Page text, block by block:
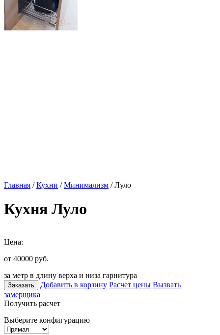
Главная /Кухни /Минимализм / Луло
Кухня Луло
Цена:
от 40000 руб.
за метр в длину верха и низа гарнитура
Заказать Добавить в корзину Расчет цены Вызвать
замерщика
Получить расчет
Выберите конфигурацию